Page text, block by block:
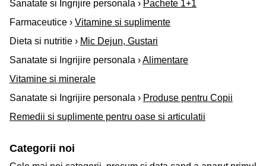
Sanatate si Ingrijire personala › Pachete 1+1
Farmaceutice › Vitamine si suplimente
Dieta si nutritie › Mic Dejun, Gustari
Sanatate si Ingrijire personala ›Alimentare
Vitamine si minerale
Sanatate si Ingrijire personala › Produse pentru Copii
Remedii si suplimente pentru oase si articulatii
Categorii noi